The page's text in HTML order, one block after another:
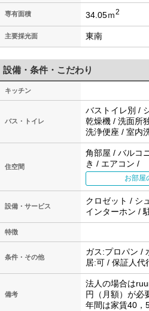
専有面積 34.05ｍ2
主要採光面 東南
設備・条件・こだわり
キッチン
バス・トイレ
バストイレ別 /
乾燥機 / 洗面所
洗浄便座 / 室内
住空間
角部屋 / バルコ
き / エアコン /
お部屋
設備・サービス
クロゼット / シ
インターホン /
特徴
条件・その他
ガス:プロパン /
居:可 / 保証人代
備考
法人の場合は
円（月額）が必
年間は家賃40，